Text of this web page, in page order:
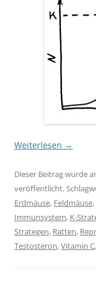
Weiterlesen →
Dieser Beitrag wurde
veröffentlicht.
Erdmäuse, Feldmäuse,
Immunsystem, K-
Strategen, Ratten,
Testosteron,Vitamin C,